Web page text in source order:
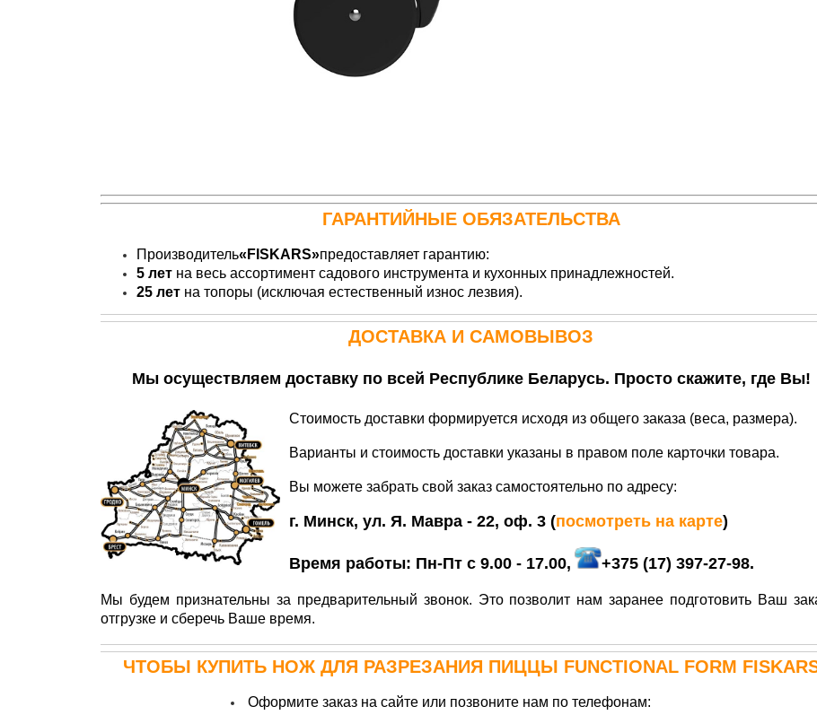
ГАРАНТИЙНЫЕ ОБЯЗАТЕЛЬСТВА
Производитель«FISKARS»предоставляет гарантию:
5 лет на весь ассортимент садового инструмента и кухонных принадлежностей.
25 лет на топоры (исключая естественный износ лезвия).
ДОСТАВКА И САМОВЫВОЗ
Мы осуществляем доставку по всей Республике Беларусь. Просто скажите, где Вы!
Стоимость доставки формируется исходя из общего заказа (веса, размера).
Варианты и стоимость доставки указаны в правом поле карточки товара.
Вы можете забрать свой заказ самостоятельно по адресу:
г. Минск, ул. Я. Мавра - 22, оф. 3 (посмотреть на карте)
Время работы: Пн-Пт с 9.00 - 17.00, +375 (17) 397-27-98.
Мы будем признательны за предварительный звонок. Это позволит нам заранее подготовить Ваш
отгрузке и сберечь Ваше время.
ЧТОБЫ КУПИТЬ НОЖДЛЯ РАЗРЕЗАНИЯ ПИЦЦЫ FUNCTIONAL FORM
Оформите заказ на сайте или позвоните нам по телефонам: